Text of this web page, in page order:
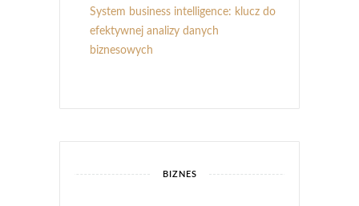
System business intelligence: klucz do
efektywnej analizy danych
biznesowych
BIZNES